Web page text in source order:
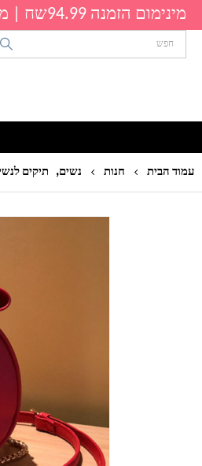
מינימום הזמנה 94.99שח | משלוח חינם מעל 199.99שח
עמוד הבית חנות נשים, תיקים